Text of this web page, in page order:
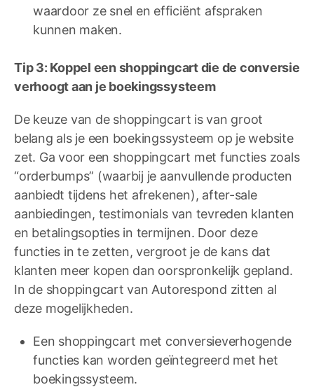
waardoor ze snel en efficiënt afspraken
kunnen maken.
Tip 3: Koppel een shoppingcart die de conversie
verhoogt aan je boekingssysteem
De keuze van de shoppingcart is van groot
belang als je een boekingssysteem op je website
zet. Ga voor een shoppingcart met functies zoals
“orderbumps” (waarbij je aanvullende producten
aanbiedt tijdens het afrekenen), after-sale
aanbiedingen, testimonials van tevreden klanten
en betalingsopties in termijnen. Door deze
functies in te zetten, vergroot je de kans dat
klanten meer kopen dan oorspronkelijk gepland.
In de shoppingcart van Autorespond zitten al
deze mogelijkheden.
Een shoppingcart met conversieverhogende
functies kan worden geïntegreerd met het
boekingssysteem.